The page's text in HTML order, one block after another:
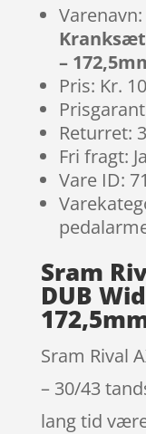
Varenavn:
Kranksæt
–
Pris: Kr.
Returret:
Fri fragt:
Vare ID:
Sram
DUB
Sram Rival
– 30/43
lang tid